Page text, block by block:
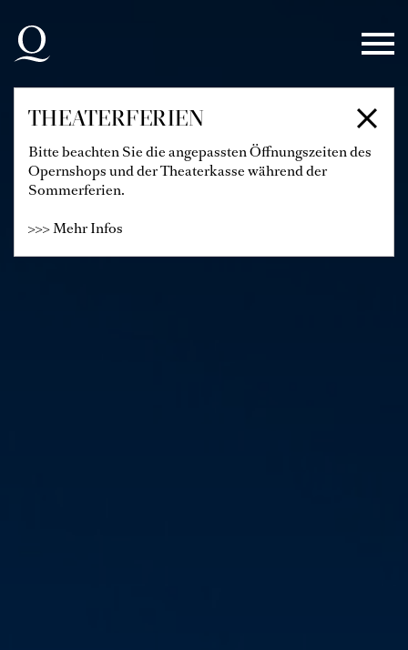
Zur Hauptnavigation springen
Zum Hauptinhalt springen
Zum Footer springen
THEATERFERIEN
Bitte beachten Sie die angepassten Öffnungszeiten des
Opernshops und der Theaterkasse während der
Sommerferien.
>>> Mehr Infos